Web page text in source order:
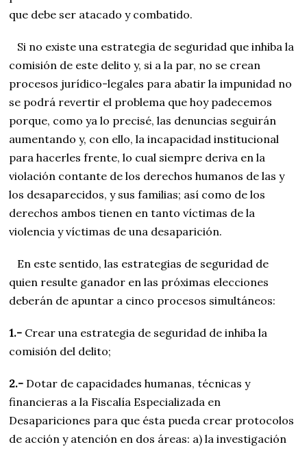
que debe ser atacado y combatido.
Si no existe una estrategia de seguridad que inhiba la
comisión de este delito y, si a la par, no se crean
procesos jurídico-legales para abatir la impunidad no
se podrá revertir el problema que hoy padecemos
porque, como ya lo precisé, las denuncias seguirán
aumentando y, con ello, la incapacidad institucional
para hacerles frente, lo cual siempre deriva en la
violación contante de los derechos humanos de las y
los desaparecidos, y sus familias; así como de los
derechos ambos tienen en tanto víctimas de la
violencia y víctimas de una desaparición.
En este sentido, las estrategias de seguridad de
quien resulte ganador en las próximas elecciones
deberán de apuntar a cinco procesos simultáneos:
1.- Crear una estrategia de seguridad de inhiba la
comisión del delito;
2.- Dotar de capacidades humanas, técnicas y
financieras a la Fiscalía Especializada en
Desapariciones para que ésta pueda crear protocolos
de acción y atención en dos áreas: a) la investigación